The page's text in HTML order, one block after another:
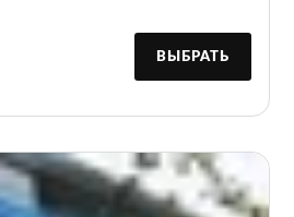
ВЫБРАТЬ